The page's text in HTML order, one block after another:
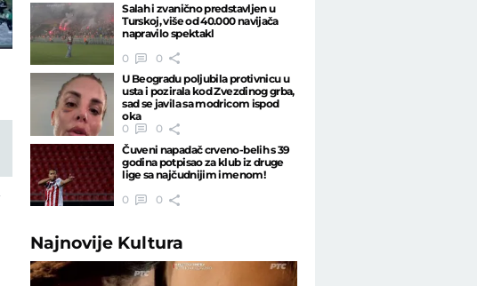
Salah i zvanično predstavljen u
Turskoj, više od 40.000 navijača
napravilo spektakl
0
0
U Beogradu poljubila protivnicu u
usta i pozirala kod Zvezdinog grba,
sad se javila sa modricom ispod
oka
0
0
Čuveni napadač crveno-belih s 39
godina potpisao za klub iz druge
lige sa najčudnijim imenom!
0
0
Najnovije Kultura